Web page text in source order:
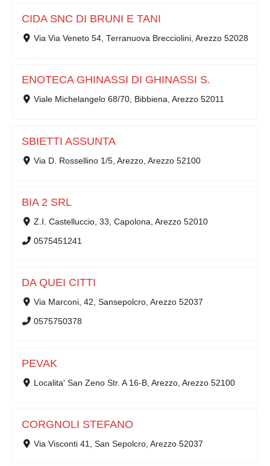
CIDA SNC DI BRUNI E TANI
Via Via Veneto 54, Terranuova Brecciolini, Arezzo 52028
ENOTECA GHINASSI DI GHINASSI S.
Viale Michelangelo 68/70, Bibbiena, Arezzo 52011
SBIETTI ASSUNTA
Via D. Rossellino 1/5, Arezzo, Arezzo 52100
BIA 2 SRL
Z.I. Castelluccio, 33, Capolona, Arezzo 52010
0575451241
DA QUEI CITTI
Via Marconi, 42, Sansepolcro, Arezzo 52037
0575750378
PEVAK
Localita' San Zeno Str. A 16-B, Arezzo, Arezzo 52100
CORGNOLI STEFANO
Via Visconti 41, San Sepolcro, Arezzo 52037